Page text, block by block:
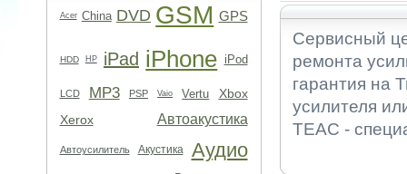
Acer China DVD GSM GPS
HDD HP iPad iPhone iPod
LCD MP3 PSP Vaio Vertu
Xbox
Xerox
Автоакустика
Автоусилитель Акустика Аудио
Сервисный
ремонта
гарантия на
усилителя
TEAC -